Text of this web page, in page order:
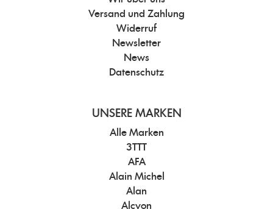
Versand und Zahlung
Widerruf
Newsletter
News
Datenschutz
UNSERE MARKEN
Alle Marken
3TTT
AFA
Alain Michel
Alan
Alcyon